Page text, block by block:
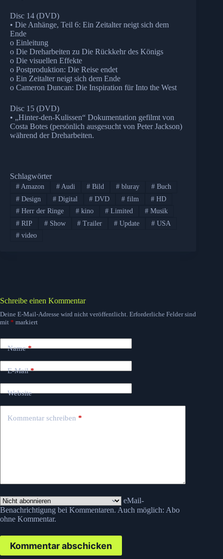
Disc 14 (DVD)
• Die Anhänge, Teil 6: Ein Zeitalter neigt sich dem
Ende
o Einleitung
o Die Dreharbeiten zu Die Rückkehr des Königs
o Die visuellen Effekte
o Postproduktion: Die Reise endet
o Ein Zeitalter neigt sich dem Ende
o Cameron Duncan: Die Inspiration für Into the West
Disc 15 (DVD)
• „Hinter-den-Kulissen“ Dokumentation gefilmt von
Costa Botes (persönlich ausgesucht von Peter Jackson)
während der Dreharbeiten.
Schlagwörter
#Amazon #Audi # Bild # bluray # Buch
#Design #Digital # DVD # film # HD
#Herr der Ringe #kino # Limited # Musik
#RIP #Show # Trailer # Update # USA
#video
Schreibe einen Kommentar
Deine E-Mail-Adresse wird nicht veröffentlicht. Erforderliche Felder sind
mit * markiert
Name*
E-Mail*
Website
Kommentar schreiben *
eMail-
Benachrichtigung bei Kommentaren. Auch möglich: Abo
ohne Kommentar.
Kommentar abschicken